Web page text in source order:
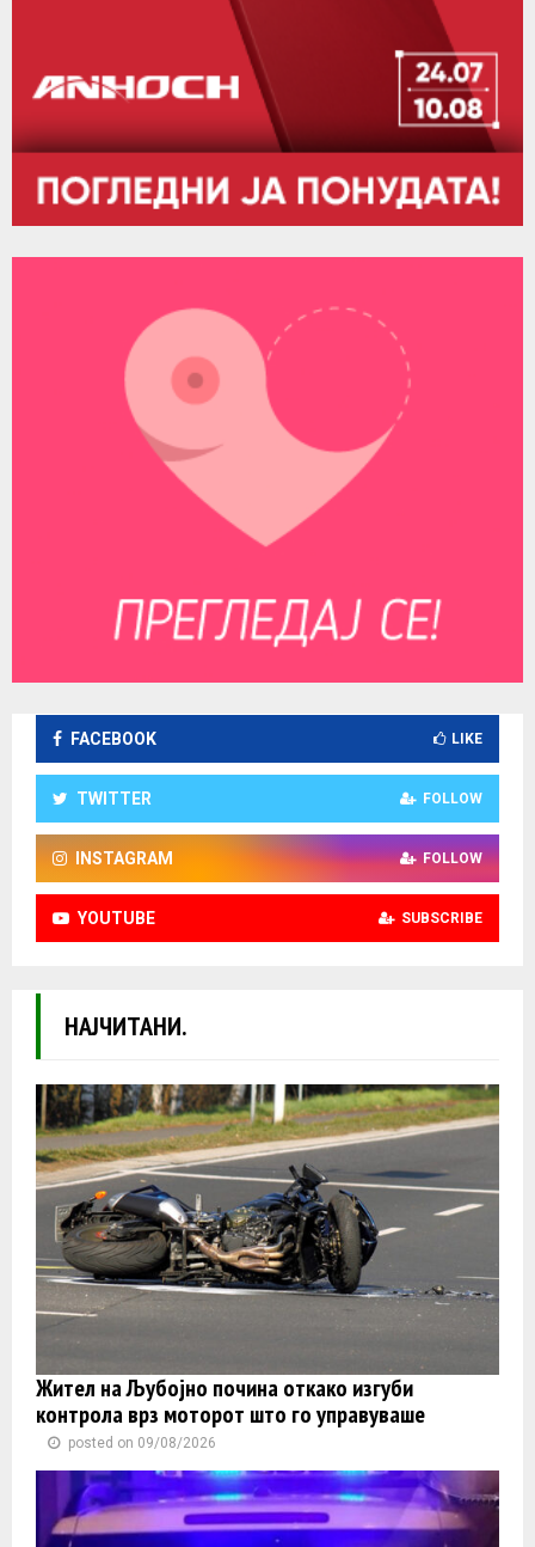
FACEBOOK LIKE
TWITTER FOLLOW
INSTAGRAM FOLLOW
YOUTUBE SUBSCRIBE
НАЈЧИТАНИ.
Жител на Љубојно почина откако изгуби
контролa врз моторот што го управуваше
posted on 09/08/2026